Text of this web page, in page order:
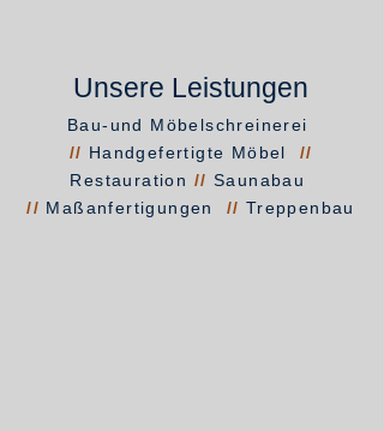
Unsere Leistungen
Bau-und Möbelschreinerei
// Handgefertigte Möbel //
Restauration // Saunabau
// Maßanfertigungen // Treppenbau